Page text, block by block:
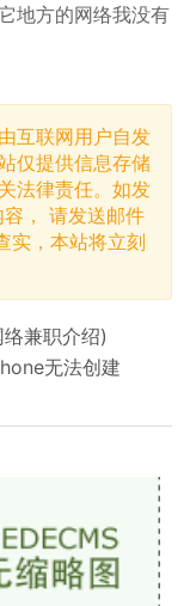
地方的网络我没有
互联网用户自发
仅提供信息存储
法律责任。如发
， 请发送邮件
实，本站将立刻
兼职介绍)
无法创建